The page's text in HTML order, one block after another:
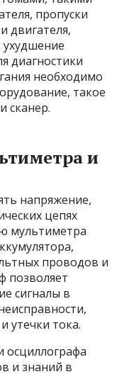
пропуски
двигателя,
ухудшение
диагностики
необходимо
такое
сканер.
и
напряжение,
цепях
мультиметра
проводов и
позволяет
сигналы в
утечки тока.
осциллографа
и знаний в